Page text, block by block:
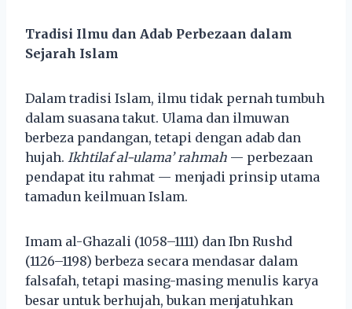
Tradisi Ilmu dan Adab Perbezaan dalam
Sejarah Islam
Dalam tradisi Islam, ilmu tidak pernah tumbuh
dalam suasana takut. Ulama dan ilmuwan
berbeza pandangan, tetapi dengan adab dan
hujah. Ikhtilaf al-ulama’ rahmah — perbezaan
pendapat itu rahmat — menjadi prinsip utama
tamadun keilmuan Islam.
Imam al-Ghazali (1058–1111) dan Ibn Rushd
(1126–1198) berbeza secara mendasar dalam
falsafah, tetapi masing-masing menulis karya
besar untuk berhujah, bukan menjatuhkan